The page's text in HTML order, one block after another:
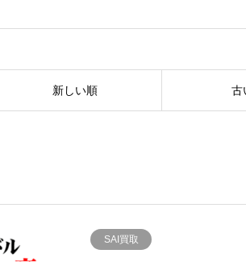
新しい順 古
SAI買取